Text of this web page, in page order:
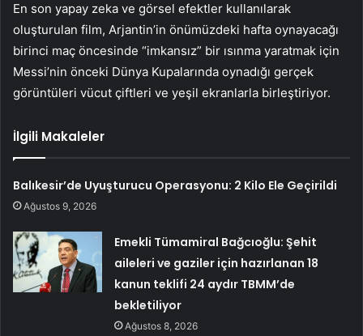
En son yapay zeka ve görsel efektler kullanılarak
oluşturulan film, Arjantin’in önümüzdeki hafta oynayacağı
birinci maç öncesinde “imkansız” bir ısınma yaratmak için
Messi’nin önceki Dünya Kupalarında oynadığı gerçek
görüntüleri vücut çiftleri ve yeşil ekranlarla birleştiriyor.
İlgili Makaleler
Balıkesir’de Uyuşturucu Operasyonu: 2 Kilo Ele Geçirildi
Ağustos 9, 2026
Emekli Tümamiral Bağcıoğlu: Şehit
aileleri ve gaziler için hazırlanan 18
kanun teklifi 24 aydır TBMM’de
bekletiliyor
Ağustos 8, 2026